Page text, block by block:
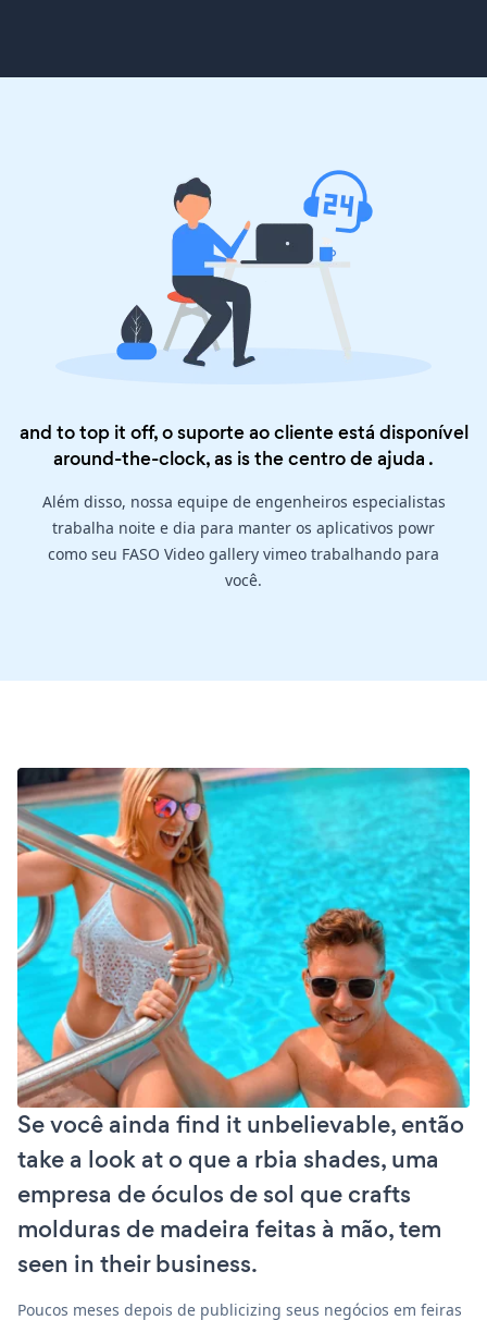
and to top it off, o suporte ao cliente está disponível
around-the-clock, as is thecentro de ajuda .
Além disso, nossa equipe de engenheiros especialistas
trabalha noite e dia para manter os aplicativos powr
como seu FASO Video gallery vimeo trabalhando para
você.
Se você ainda find it unbelievable, então
take a look at o que a rbia shades, uma
empresa de óculos de sol que crafts
molduras de madeira feitas à mão, tem
seen in their business.
Poucos meses depois de publicizing seus negócios em feiras